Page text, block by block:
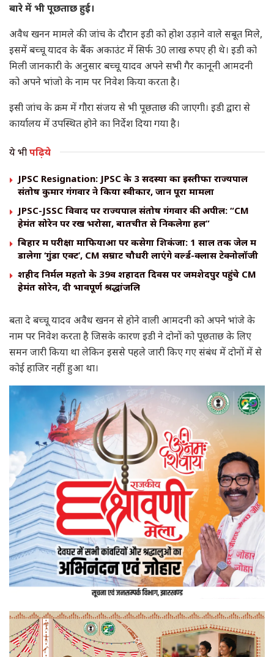
बारे में भी पूछताछ हुई।
अवैध खनन मामले की जांच के दौरान इडी को होश उड़ाने वाले सबूत मिले,
इसमें बच्चू यादव के बैंक अकाउंट में सिर्फ 30 लाख रुपए ही थे। इडी को
मिली जानकारी के अनुसार बच्चू यादव अपने सभी गैर कानूनी आमदनी
को अपने भांजो के नाम पर निवेश किया करता है।
इसी जांच के क्रम में गौरा संजय से भी पूछताछ की जाएगी। इडी द्वारा से
कार्यालय में उपस्थित होने का निर्देश दिया गया है।
ये भीपढ़िये
JPSC Resignation: JPSC के 3 सदस्यों का इस्तीफा राज्यपाल
संतोष कुमार गंगवार ने किया स्वीकार, जानें पूरा मामला
JPSC-JSSC विवाद पर राज्यपाल संतोष गंगवार की अपील: “CM
हेमंत सोरेन पर रखें भरोसा, बातचीत से निकलेगा हल”
बिहार में परीक्षा माफियाओं पर कसेगा शिकंजा: 1 साल तक जेल में
डालेगा ‘गुंडा एक्ट’, CM सम्राट चौधरी लाएंगे वर्ल्ड-क्लास टेक्नोलॉजी
शहीद निर्मल महतो के 39वें शहादत दिवस पर जमशेदपुर पहुंचे CM
हेमंत सोरेन, दी भावपूर्ण श्रद्धांजलि
बता दे बच्चू यादव अवैध खनन से होने वाली आमदनी को अपने भांजे के
नाम पर निवेश करता है जिसके कारण इडी ने दोनों को पूछताछ के लिए
समन जारी किया था लेकिन इससे पहले जारी किए गए संबंध में दोनों में से
कोई हाजिर नहीं हुआ था।